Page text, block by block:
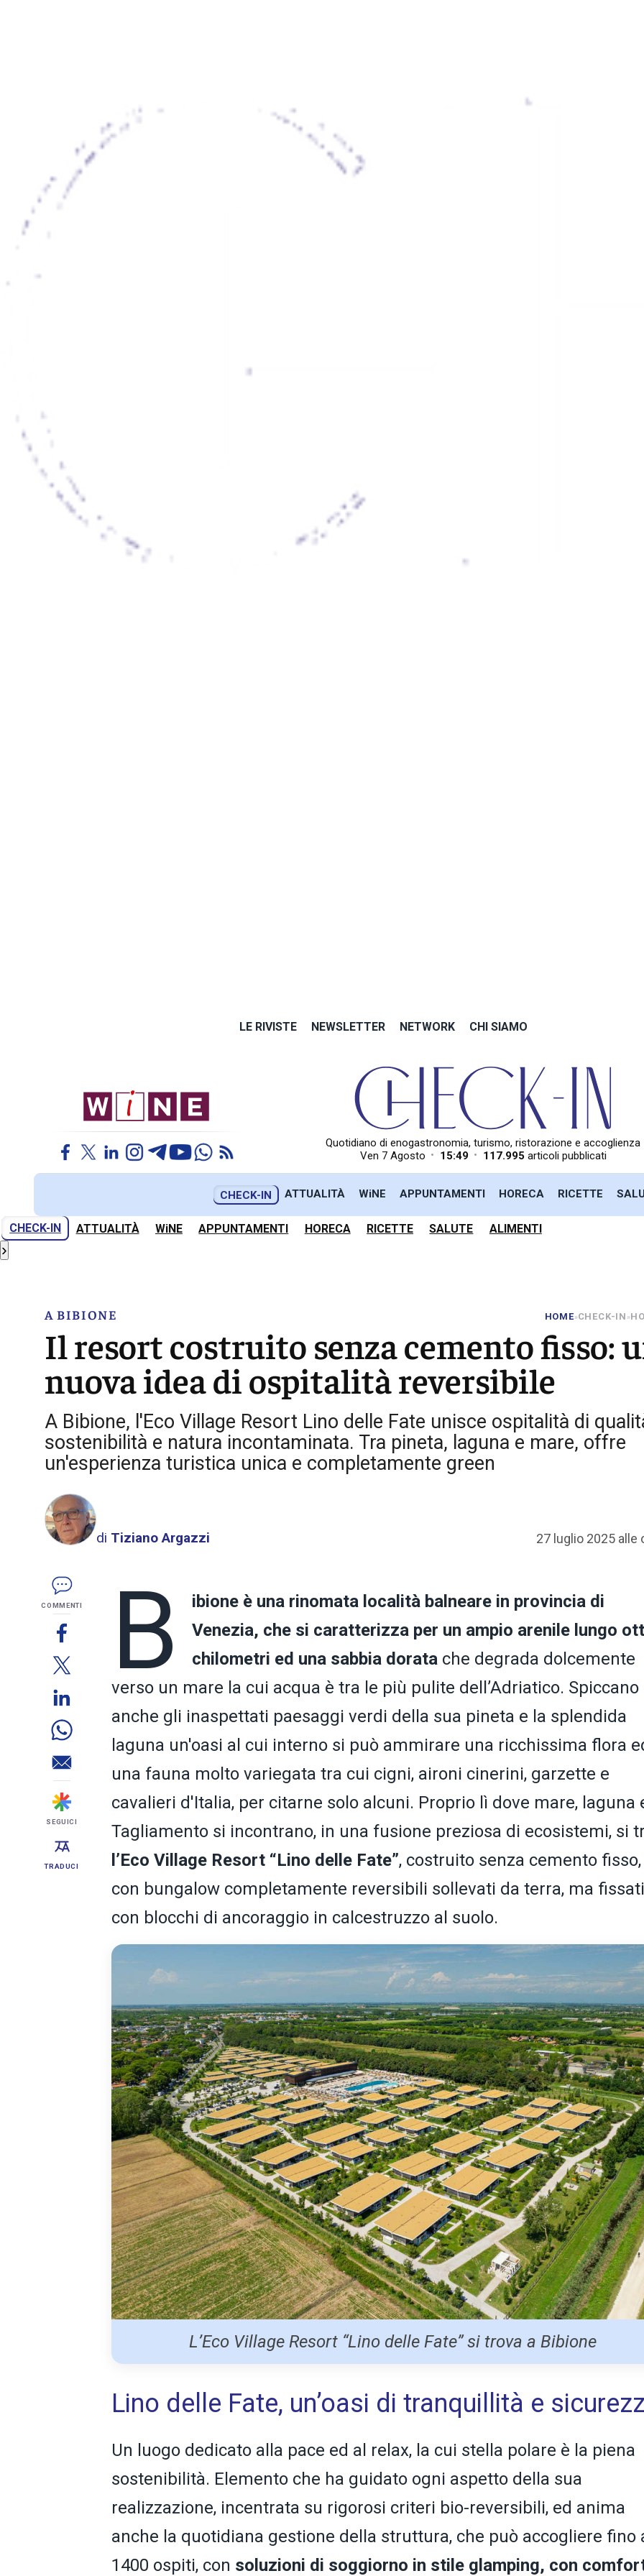
LE RIVISTE NEWSLETTER NETWORK CHI SIAMO
Quotidiano di enogastronomia, turismo, ristorazione e accoglienza
Ven 7 Agosto • 15:49 • 117.995 articoli pubblicati
CHECK-IN ATTUALITÀ WiNE APPUNTAMENTI HORECA RICETTE
CHECK-IN ATTUALITÀ WiNE APPUNTAMENTI HORECA RICETTE SALUTE ALIMENTI
›
A BIBIONE HOME»CHECK-IN »
Il resort costruito senza cemento fisso:
nuova idea di ospitalità reversibile
A Bibione, l'Eco Village Resort Lino delle Fate unisce ospitalità di
sostenibilità e natura incontaminata. Tra pineta, laguna e mare, offre
un'esperienza turistica unica e completamente green
di Tiziano Argazzi 27 luglio 2025 alle
COMMENTI
SEGUICI
TRADUCI
B ibione è una rinomata località balneare in provincia di
Venezia, che si caratterizza per un ampio arenile lungo
chilometri ed una sabbia dorata che degrada dolcemente
verso un mare la cui acqua è tra le più pulite dell’Adriatico. Spiccano
anche gli inaspettati paesaggi verdi della sua pineta e la splendida
laguna un'oasi al cui interno si può ammirare una ricchissima flora
una fauna molto variegata tra cui cigni, aironi cinerini, garzette e
cavalieri d'Italia, per citarne solo alcuni. Proprio lì dove mare, laguna
Tagliamento si incontrano, in una fusione preziosa di ecosistemi, si
l’Eco Village Resort “Lino delle Fate”, costruito senza cemento fisso,
con bungalow completamente reversibili sollevati da terra, ma fissati
con blocchi di ancoraggio in calcestruzzo al suolo.
L’Eco Village Resort “Lino delle Fate” si trova a Bibione
Lino delle Fate, un’oasi di tranquillità e
Un luogo dedicato alla pace ed al relax, la cui stella polare è la piena
sostenibilità. Elemento che ha guidato ogni aspetto della sua
realizzazione, incentrata su rigorosi criteri bio-reversibili, ed anima
anche la quotidiana gestione della struttura, che può accogliere fino
1400 ospiti, con soluzioni di soggiorno in stile glamping, con